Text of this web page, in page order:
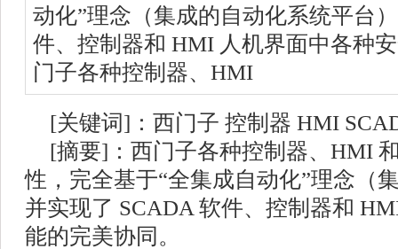
动化”理念（集成的自动化系统平台
件、控制器和 HMI 人机界面中各种
门子各种控制器、HMI
[关键词]：西门子 控制器 HMI
[摘要]：西门子各种控制器、HMI
性，完全基于“全集成自动化”理念（
并实现了 SCADA 软件、控制器和
能的完美协同。